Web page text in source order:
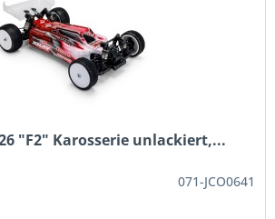
"F2" Karosserie unlackiert,...
071-JCO0641